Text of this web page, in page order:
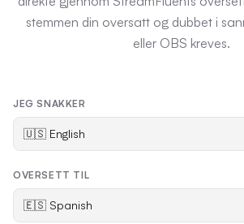
stemmen din oversatt og dubbet i
eller OBS kreves.
JEG SNAKKER
OVERSETT TIL